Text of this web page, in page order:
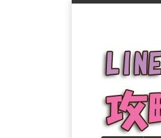
LINE
支持率
セレクト
0％楽しめ